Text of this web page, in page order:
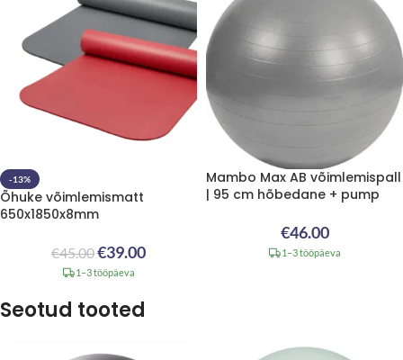
-13%
Õhuke võimlemismatt
650x1850x8mm
€45.00€39.00
1–3 tööpäeva
Mambo Max AB võimlemispall
| 95 cm hõbedane + pump
€46.00
1–3 tööpäeva
Seotud tooted